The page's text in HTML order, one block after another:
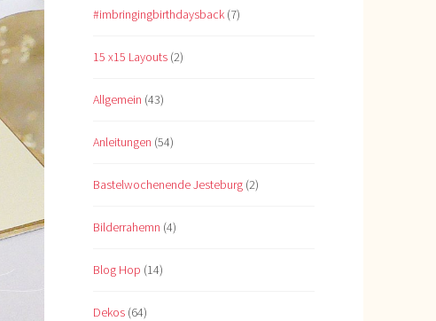
#imbringingbirthdaysback (7)
15 x15 Layouts (2)
Allgemein (43)
Anleitungen (54)
Bastelwochenende Jesteburg (2)
Bilderrahemn (4)
Blog Hop (14)
Dekos (64)